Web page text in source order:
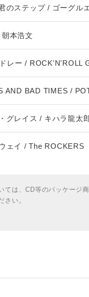
のステップ / ゴーグル
本浩文
レー / ROCK'N'ROLL
AND BAD TIMES /
グレイス / キハラ龍太
ェイ / The ROCKERS
ては、CD等のパッケージ
さい。